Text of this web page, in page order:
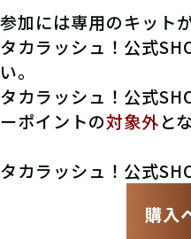
参加には専用のキットが
タカラッシュ！公式
い。
タカラッシュ！公式
ーポイントの対象外と
タカラッシュ！公式
購入